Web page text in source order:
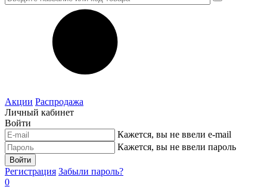
Акции Распродажа
Личный кабинет
Войти
Кажется, вы не ввели e-mail
Кажется, вы не ввели пароль
Войти
Регистрация Забыли пароль?
0